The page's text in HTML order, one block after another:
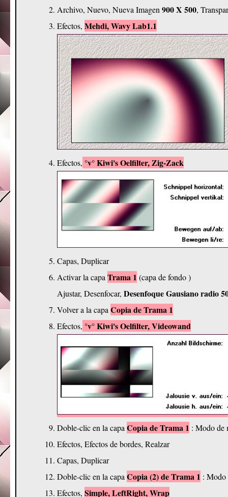
Archivo, Nuevo, Nueva Imagen 900 X 500,
Efectos, Mehdi, Wavy Lab1.1
Efectos, °v° Kiwi's Oelfilter, Zig-Zack
Capas, Duplicar
Activar la capa Trama 1 (capa de fondo )
Ajustar, Desenfocar, Desenfoque Gausiano radio
Volver a la capa Copia de Trama 1
Efectos, °v° Kiwi's Oelfilter, Videowand
Doble-clic en la capa Copia de Trama 1 : Modo de
Efectos, Efectos de bordes, Realzar
Capas, Duplicar
Doble-clic en la capa Copia (2) de Trama 1 : Modo
Efectos, Simple, LeftRight, Wrap